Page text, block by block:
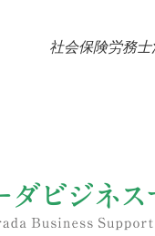
社会保険労務士